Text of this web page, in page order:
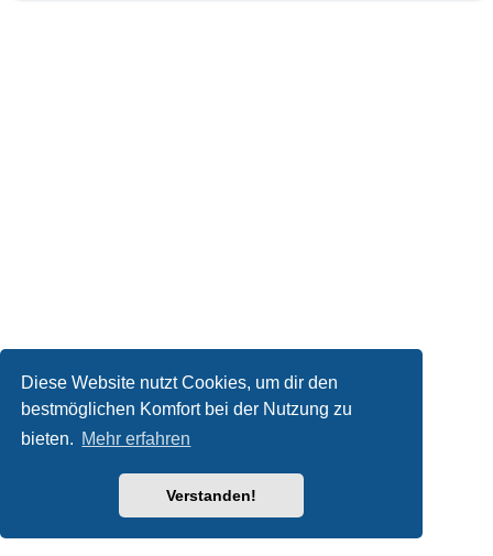
Diese Website nutzt Cookies, um dir den
bestmöglichen Komfort bei der Nutzung zu
bieten. Mehr erfahren
Verstanden!